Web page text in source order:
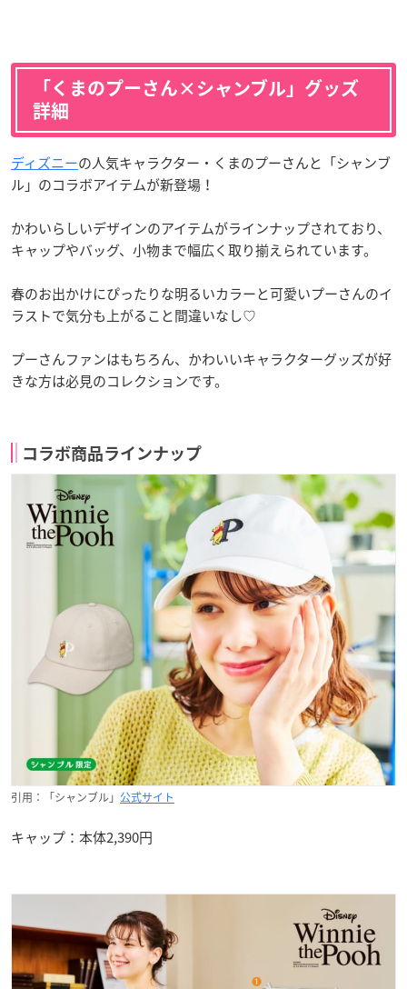
「くまのプーさん×シャンブル」グッズ
詳細
ディズニーの人気キャラクター・くまのプーさんと「シャンブ
ル」のコラボアイテムが新登場！
かわいらしいデザインのアイテムがラインナップされており、
キャップやバッグ、小物まで幅広く取り揃えられています。
春のお出かけにぴったりな明るいカラーと可愛いプーさんのイ
ラストで気分も上がること間違いなし♡
プーさんファンはもちろん、かわいいキャラクターグッズが好
きな方は必見のコレクションです。
コラボ商品ラインナップ
引用：「シャンブル」 公式サイト
キャップ：本体2,390円